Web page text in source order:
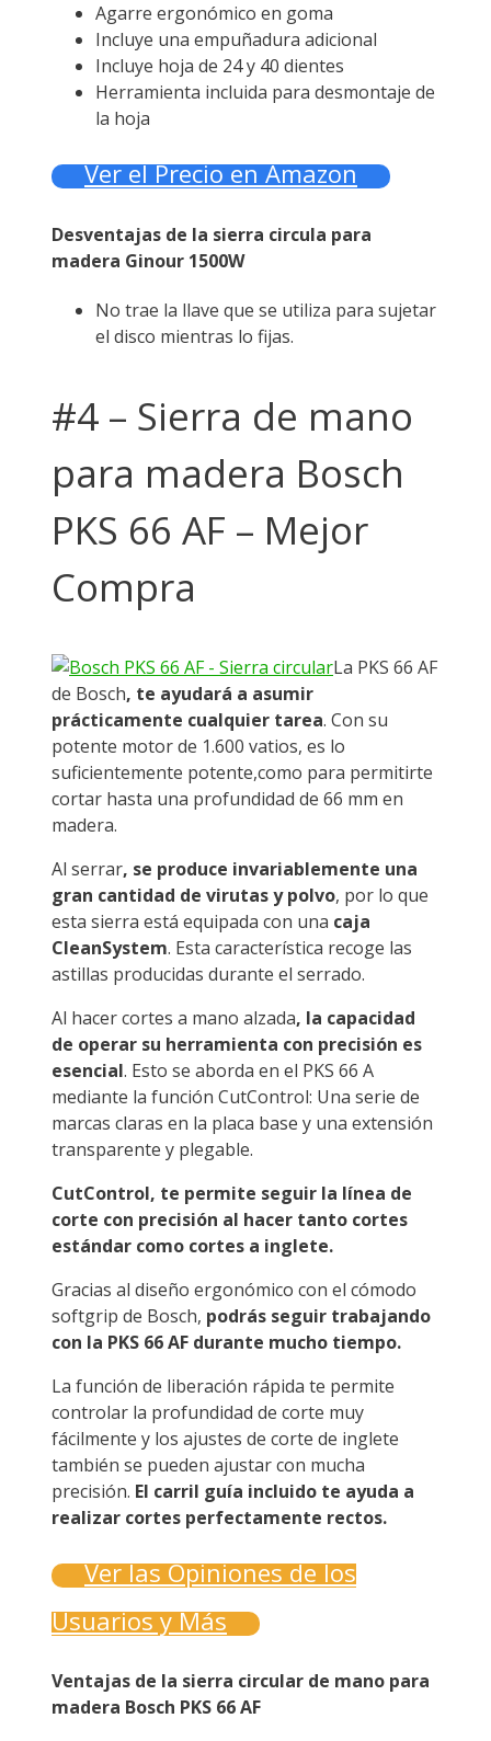
Agarre ergonómico en goma
Incluye una empuñadura adicional
Incluye hoja de 24 y 40 dientes
Herramienta incluida para desmontaje de
la hoja
Ver el Precio en Amazon
Desventajas de la sierra circula para
madera Ginour 1500W
No trae la llave que se utiliza para sujetar
el disco mientras lo fijas.
#4 – Sierra de mano
para madera Bosch
PKS 66 AF – Mejor
Compra
La PKS 66 AF
de Bosch, te ayudará a asumir
prácticamente cualquier tarea. Con su
potente motor de 1.600 vatios, es lo
suficientemente potente,como para permitirte
cortar hasta una profundidad de 66 mm en
madera.
Al serrar, se produce invariablemente una
gran cantidad de virutas y polvo, por lo que
esta sierra está equipada con una caja
CleanSystem. Esta característica recoge las
astillas producidas durante el serrado.
Al hacer cortes a mano alzada, la capacidad
de operar su herramienta con precisión es
esencial. Esto se aborda en el PKS 66 A
mediante la función CutControl: Una serie de
marcas claras en la placa base y una extensión
transparente y plegable.
CutControl, te permite seguir la línea de
corte con precisión al hacer tanto cortes
estándar como cortes a inglete.
Gracias al diseño ergonómico con el cómodo
softgrip de Bosch, podrás seguir trabajando
con la PKS 66 AF durante mucho tiempo.
La función de liberación rápida te permite
controlar la profundidad de corte muy
fácilmente y los ajustes de corte de inglete
también se pueden ajustar con mucha
precisión. El carril guía incluido te ayuda a
realizar cortes perfectamente rectos.
Ver las Opiniones de los
Usuarios y Más
Ventajas de la sierra circular de mano para
madera Bosch PKS 66 AF